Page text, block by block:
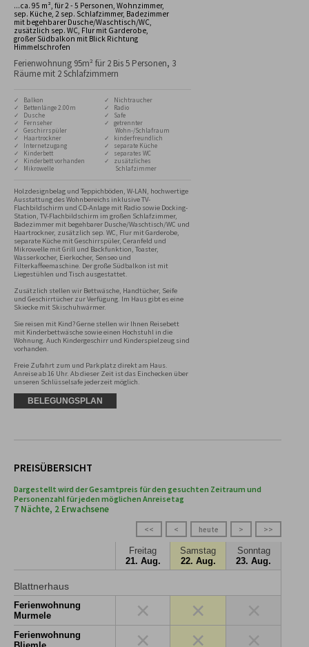
...ca. 95 m², für 2 - 5 Personen, Wohnzimmer,
sep. Küche, 2 sep. Schlafzimmer, Badezimmer
mit begehbarer Dusche/Waschtisch/WC,
zusätzlich sep. WC, Flur mit Garderobe,
großer Südbalkon mit Blick Richtung
Himmelschrofen
Ferienwohnung 95m² für 2 Bis 5 Personen, 3
Räume mit 2 Schlafzimmern
✓ Balkon
✓ Bettenlänge 2.00m
✓ Dusche
✓ Fernseher
✓ Geschirrspüler
✓ Haartrockner
✓ Internetzugang
✓ Kinderbett
✓ Kinderbett vorhanden
✓ Mikrowelle
✓ Nichtraucher
✓ Radio
✓ Safe
✓ getrennter
Wohn-/Schlafraum
✓ kinderfreundlich
✓ separate Küche
✓ separates WC
✓ zusätzliches
Schlafzimmer
Holzdesignbelag und Teppichböden, W-LAN, hochwertige
Ausstattung des Wohnbereichs inklusive TV-
Flachbildschirm und CD-Anlage mit Radio sowie Docking-
Station, TV-Flachbildschirm im großen Schlafzimmer,
Badezimmer mit begehbarer Dusche/Waschtisch/WC und
Haartrockner, zusätzlich sep. WC, Flur mit Garderobe,
separate Küche mit Geschirrspüler, Ceranfeld und
Mikrowelle mit Grill und Backfunktion, Toaster,
Wasserkocher, Eierkocher, Senseo und
Filterkaffeemaschine. Der große Südbalkon ist mit
Liegestühlen und Tisch ausgestattet.
Zusätzlich stellen wir Bettwäsche, Handtücher, Seife
und Geschirrtücher zur Verfügung. Im Haus gibt es eine
Skiecke mit Skischuhwärmer.
Sie reisen mit Kind? Gerne stellen wir Ihnen Reisebett
mit Kinderbettwäsche sowie einen Hochstuhl in die
Wohnung. Auch Kindergeschirr und Kinderspielzeug sind
vorhanden.
Freie Zufahrt zum und Parkplatz direkt am Haus.
Anreise ab 16 Uhr. Ab dieser Zeit ist das Einchecken über
unseren Schlüsselsafe jederzeit möglich.
BELEGUNGSPLAN
PREISÜBERSICHT
Dargestellt wird der Gesamtpreis für den gesuchten Zeitraum und
Personenzahl für jeden möglichen Anreisetag
7 Nächte, 2 Erwachsene
>>
>
heute
<
<<
Freitag
21. Aug.
Samstag
22. Aug.
Sonntag
23. Aug.
Blattnerhaus
Ferienwohnung
Murmele
× ×
Ferienwohnung
× ×